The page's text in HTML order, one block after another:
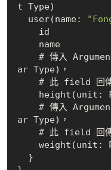
t Type)
  user(name:
# 傳入
ar Type)，
# 此 field
# 傳入
ar Type)，
# 此 field